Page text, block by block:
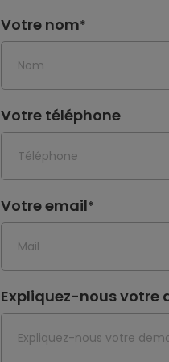
Votre nom*
Votre téléphone
Votre email*
Expliquez-nous votre